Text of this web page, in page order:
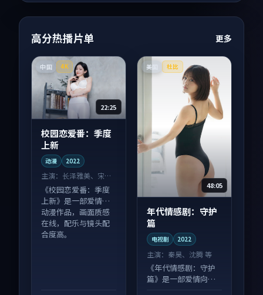
高分热播片单 更多
中国 4K
22:25
校园恋爱番：季度
上新
动漫 2022
主演： 长泽雅美、宋慧
乔 等
《校园恋爱番：季度
上新》是一部爱情向
动漫作品，画面质感
在线，配乐与镜头配
合度高。
美国 杜比
48:05
年代情感剧：守护
篇
电视剧 2022
主演： 秦昊、沈腾 等
《年代情感剧：守护
篇》是一部爱情向电